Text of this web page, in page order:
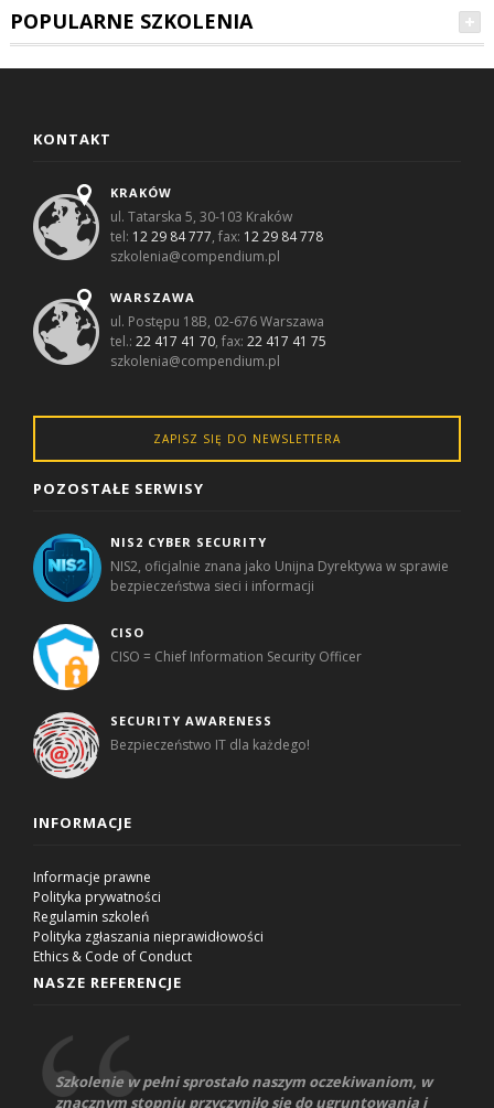
POPULARNE SZKOLENIA
KONTAKT
KRAKÓW
ul. Tatarska 5, 30-103 Kraków
tel: 12 29 84 777, fax: 12 29 84 778
szkolenia@compendium.pl
WARSZAWA
ul. Postępu 18B, 02-676 Warszawa
tel.:22 417 41 70, fax:22 417 41 75
szkolenia@compendium.pl
ZAPISZ SIĘ DO NEWSLETTERA
POZOSTAŁE SERWISY
NIS2 CYBER SECURITY
NIS2, oficjalnie znana jako Unijna Dyrektywa w sprawie
bezpieczeństwa sieci i informacji
CISO
CISO = Chief Information Security Officer
SECURITY AWARENESS
Bezpieczeństwo IT dla każdego!
INFORMACJE
Informacje prawne
Polityka prywatności
Regulamin szkoleń
Polityka zgłaszania nieprawidłowości
Ethics & Code of Conduct
NASZE REFERENCJE
Szkolenie w pełni sprostało naszym oczekiwaniom, w
znacznym stopniu przyczyniło się do ugruntowania i